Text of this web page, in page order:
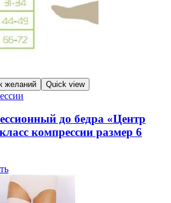
желаний Quick view
до бедра «Центр
компрессии размер 6